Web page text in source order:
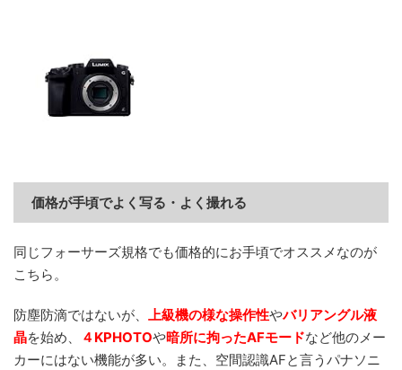
価格が手頃でよく写る・よく撮れる
同じフォーサーズ規格でも価格的にお手頃でオススメなのが
こちら。
防塵防滴ではないが、 上級機の様な操作性やバリアングル液
晶を始め、 ４KPHOTOや暗所に拘ったAFモードなど他のメー
カーにはない機能が多い。また、空間認識AFと言うパナソニ